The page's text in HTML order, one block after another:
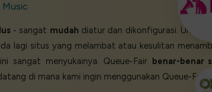
Music
- sangat mudah diatur dan dikonfigurasi. Untuk
lagi situs yang melambat atau kesulitan
sangat menyukainya. Queue-Fair benar-benar
di mana kami ingin menggunakan Queue-Fair